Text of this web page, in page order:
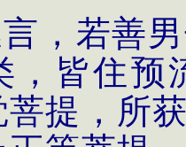
，若善
，皆住预
提，所